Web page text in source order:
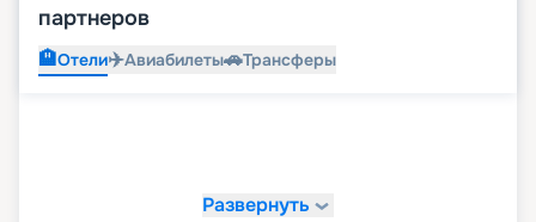
партнеров
🏨Отели✈️Авиабилеты🚗Трансферы
Развернуть